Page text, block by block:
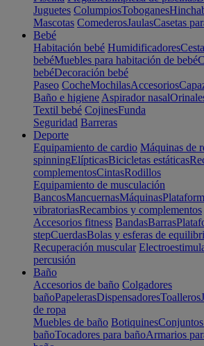
Juguetes ColumpiosToboganes
Mascotas ComederosJaulasCasetas
Bebé
Habitación bebé Humidificadores
bebéMuebles para habitación de bebé
bebéDecoración bebé
Paseo CocheMochilasAccesorios
Baño e higiene Aspirador nasal
Textil bebé CojinesFunda
Seguridad Barreras
Deporte
Equipamiento de cardio Máquinas de
spinningElípticasBicicletas estáticas
complementosCintasRodillos
Equipamiento de musculación
BancosMancuernasMáquinas
vibratoriasRecambios y complementos
Accesorios fitness BandasBarras
stepCuerdasBolas y esferas de
Recuperación muscular
percusión
Baño
Accesorios de baño Colgadores
bañoPapelerasDispensadoresToalleros
de ropa
Muebles de baño Botiquines
bañoTocadores para bañoArmarios